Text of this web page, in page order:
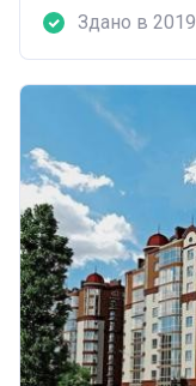
Здано в 2019